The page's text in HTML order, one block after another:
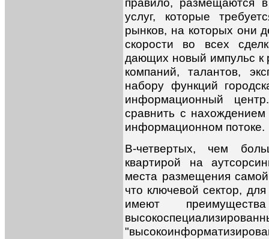
услуг, которые
рынков, на которых они
скорости во всех
дающих новый импульс к
компаний, талантов,
набору функций
информационный
сравнить с
информационном потоке.
В-четвертых, чем
квартирой на
места размещения
что ключевой сектор,
имеют